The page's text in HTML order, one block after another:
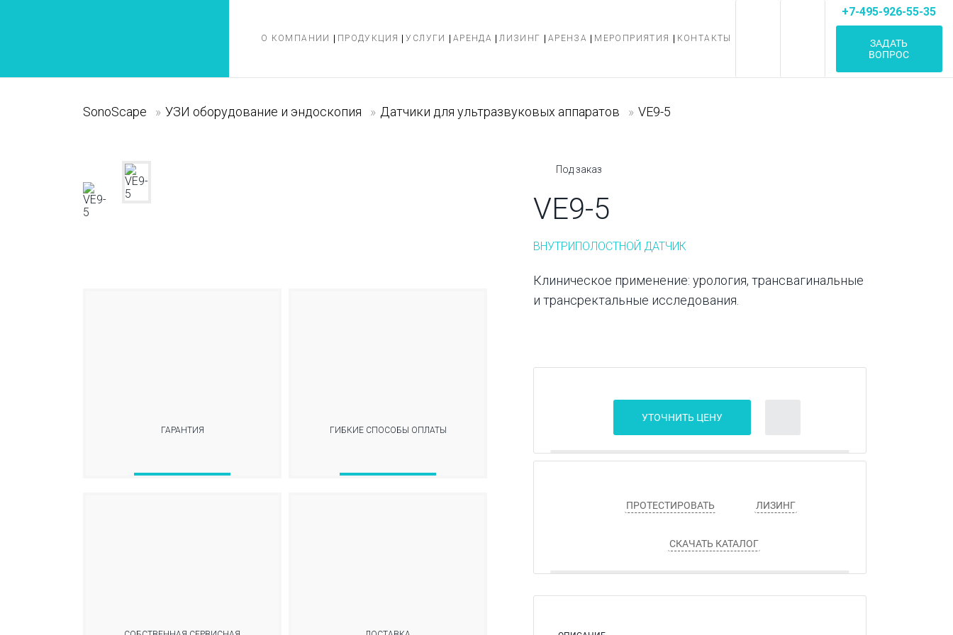
О КОМПАНИИ ПРОДУКЦИЯ УСЛУГИ АРЕНДА ЛИЗИНГ АРЕНЗА МЕРОПРИЯТИЯ КОНТАКТЫ
+7-495-926-55-35
ЗАДАТЬ
ВОПРОС
SonoScape » УЗИ оборудование и эндоскопия » Датчики для ультразвуковых аппаратов » VE9-5
ГАРАНТИЯ ГИБКИЕ СПОСОБЫ ОПЛАТЫ
Под заказ
VE9-5
ВНУТРИПОЛОСТНОЙ ДАТЧИК
Клиническое применение: урология, трансвагинальные
и трансректальные исследования.
УТОЧНИТЬ ЦЕНУ
ПРОТЕСТИРОВАТЬ ЛИЗИНГ
СКАЧАТЬ КАТАЛОГ